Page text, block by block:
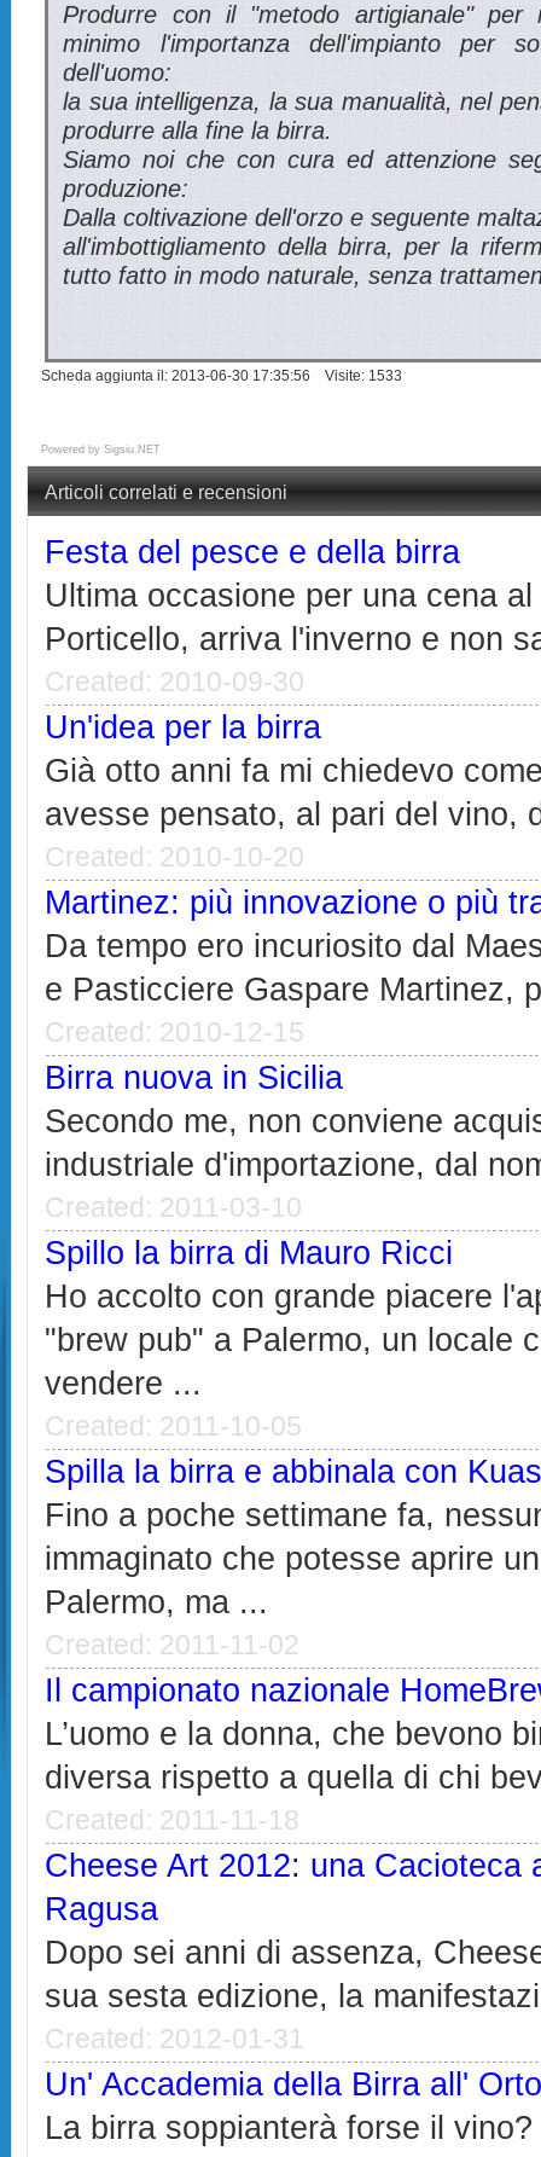
Produrre con il "metodo artigianale" per
minimo l'importanza dell'impianto per
dell'uomo:
la sua intelligenza, la sua manualità, nel
produrre alla fine la birra.
Siamo noi che con cura ed attenzione
produzione:
Dalla coltivazione dell'orzo e seguente
all'imbottigliamento della birra, per la
tutto fatto in modo naturale, senza
Scheda aggiunta il: 2013-06-30 17:35:56 Visite: 1533
Powered bySigsiu.NET
Articoli correlati e recensioni
Festa del pesce e della birra
Ultima occasione per una cena
Porticello, arriva l'inverno e non
Created: 2010-09-30
Un'idea per la birra
Già otto anni fa mi chiedevo
avesse pensato, al pari del vino,
Created: 2010-10-20
Martinez: più innovazione o più
Da tempo ero incuriosito dal
e Pasticciere Gaspare Martinez,
Created: 2010-12-15
Birra nuova in Sicilia
Secondo me, non conviene
industriale d'importazione, dal
Created: 2011-03-10
Spillo la birra di Mauro Ricci
Ho accolto con grande piacere
"brew pub" a Palermo, un locale
vendere ...
Created: 2011-10-05
Spilla la birra e abbinala con
Fino a poche settimane fa,
immaginato che potesse aprire
Palermo, ma ...
Created: 2011-11-02
Il campionato nazionale
L’uomo e la donna, che bevono
diversa rispetto a quella di chi
Created: 2011-11-18
Cheese Art 2012: una Cacioteca
Ragusa
Dopo sei anni di assenza,
sua sesta edizione, la
Created: 2012-01-31
Un' Accademia della Birra all'
La birra soppianterà forse il